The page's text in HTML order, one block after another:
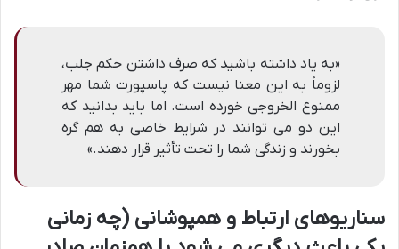
«به یاد داشته باشید که صرف داشتن حکم جلب،
لزوماً به این معنا نیست که پاسپورت شما مهر
ممنوع الخروجی خورده است. اما باید بدانید که
این دو می توانند در شرایط خاصی به هم گره
بخورند و زندگی شما را تحت تأثیر قرار دهند.»
سناریوهای ارتباط و همپوشانی (چه زمانی